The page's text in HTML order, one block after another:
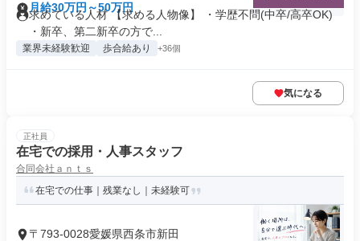
月給30万円～50万円
求めている人材 【求める人物像】 ・学歴不問(中卒/高卒OK)
・新卒、第二新卒の方で...
業界未経験歓迎 歩合給あり +36個
気になる
正社員
在宅での採用・人事スタッフ
合同会社ａｎｔｓ
在宅での仕事｜残業なし｜未経験可
〒793-0028愛媛県西条市新田